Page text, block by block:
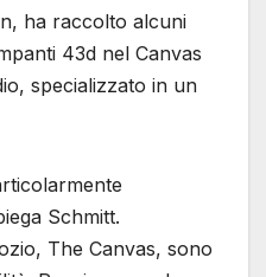
ha raccolto alcuni
43d nel Canvas
specializzato in un
Schmitt.
The Canvas, sono